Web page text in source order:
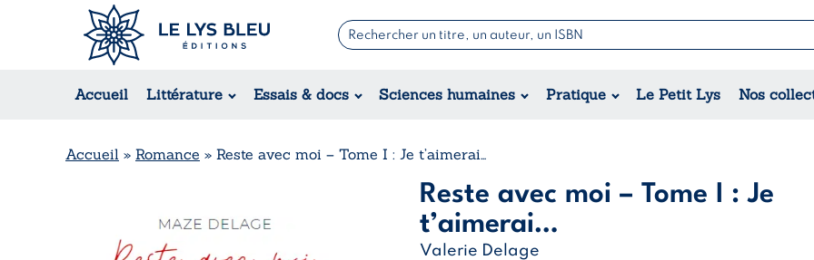
Accueil Littérature Essais & docs Sciences humaines Pratique Le Petit Lys Nos
Romans
Suspense / Thriller / Policier
Romance
Régional
Jeunesse
Théâtre
Accueil » Romance » Reste avec moi – Tome I : Je t’aimerai…
Reste avec moi – Tome I : Je
t’aimerai…
Valerie Delage